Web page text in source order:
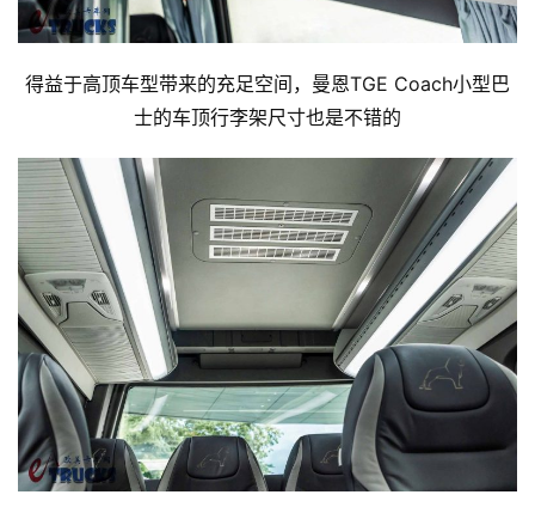
得益于高顶车型带来的充足空间，曼恩TGE Coach小型巴
士的车顶行李架尺寸也是不错的